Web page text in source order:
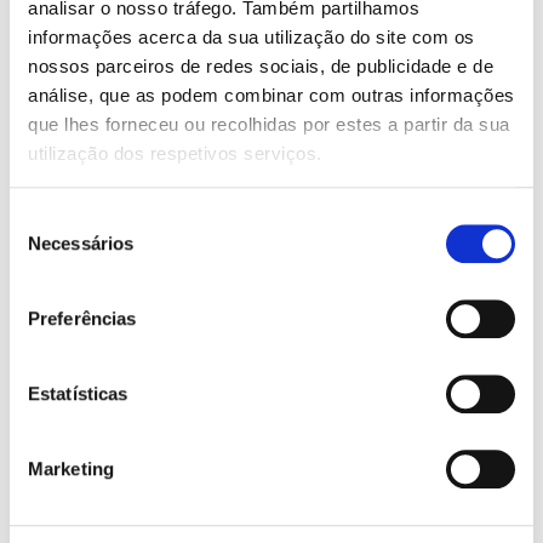
analisar o nosso tráfego. Também partilhamos
informações acerca da sua utilização do site com os
nossos parceiros de redes sociais, de publicidade e de
análise, que as podem combinar com outras informações
que lhes forneceu ou recolhidas por estes a partir da sua
utilização dos respetivos serviços.
Necessários
Preferências
Estatísticas
Marketing
12,55€O
preço
era:
12,55 €.
11,30€O
preço
é:
11,30 €.
Unicórnia 7: Uns Patins
Voadores
12,55€O
preço
original
era:
8,79€O
preço
atual
é:
Unicórnia 1: Uma Brilhante
Confusão
Ana Punset